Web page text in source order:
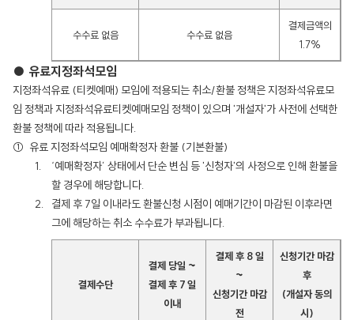
수수료 없음 수수료 없음
결제금액의
1.7%
● 유료지정좌석모임
지정좌석유료 (티켓예매) 모임에 적용되는 취소/환불 정책은 지정좌석유료모
임 정책과 지정좌석유료티켓예매모임 정책이 있으며 '개설자'가 사전에 선택한
환불 정책에 따라 적용됩니다.
유료 지정좌석모임 예매확정자 환불 (기본환불)
‘예매확정자’ 상태에서 단순 변심 등 '신청자'의 사정으로 인해 환불을
할 경우에 해당합니다.
결제 후 7일 이내라도 환불신청 시점이 예매기간이 마감된 이후라면
그에 해당하는 취소 수수료가 부과됩니다.
결제수단
결제 당일 ~
결제 후 7 일
이내
결제 후 8 일
~
신청기간 마감
전
신청기간 마감
후
(개설자 동의
시)